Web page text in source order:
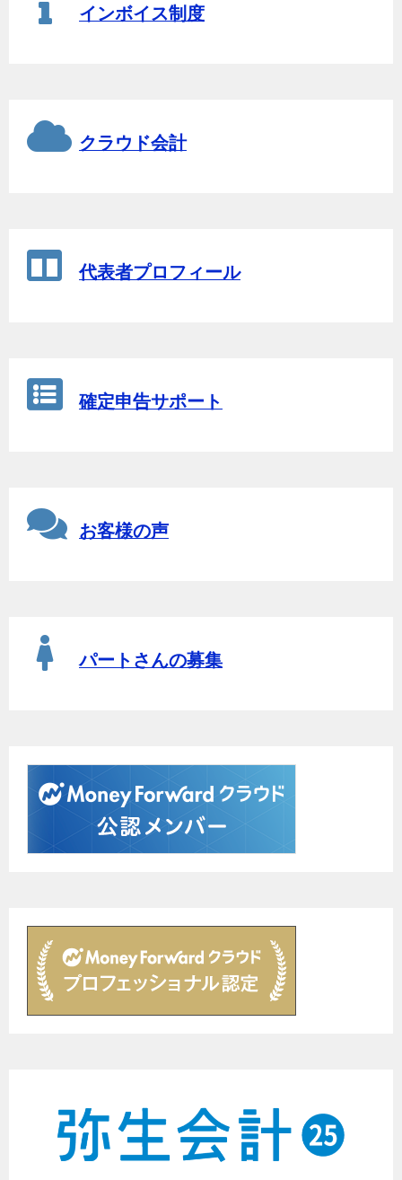
インボイス制度
クラウド会計
代表者プロフィール
確定申告サポート
お客様の声
パートさんの募集